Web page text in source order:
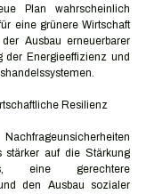
Plan wahrscheinlich
eine grünere Wirtschaft
Ausbau erneuerbarer
der Energieeffizienz und
Resilienz
stärker auf die Stärkung
eine gerechtere
den Ausbau sozialer